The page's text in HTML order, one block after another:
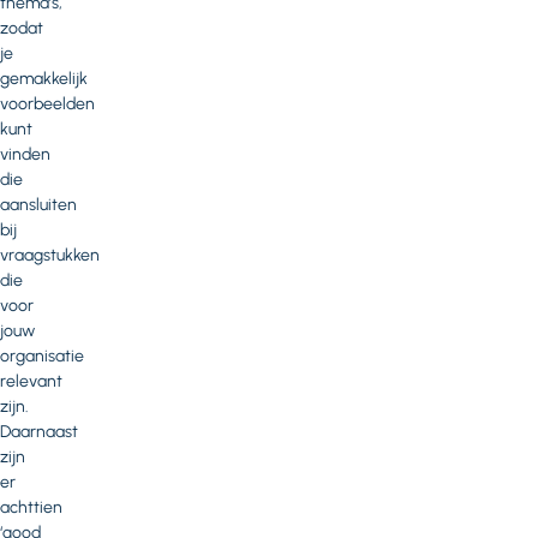
zodat
je
gemakkelijk
voorbeelden
kunt
vinden
die
aansluiten
bij
vraagstukken
die
voor
jouw
organisatie
relevant
zijn.
Daarnaast
zijn
er
achttien
‘good